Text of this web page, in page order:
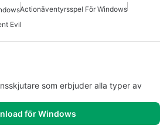
Actionäventyrsspel För Windows
Evil
som erbjuder alla typer av
för Windows